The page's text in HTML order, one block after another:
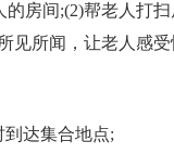
房间;(2)帮老人打
所闻，让老人感受
达集合地点;